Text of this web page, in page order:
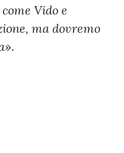
Vido e
ma dovremo
».